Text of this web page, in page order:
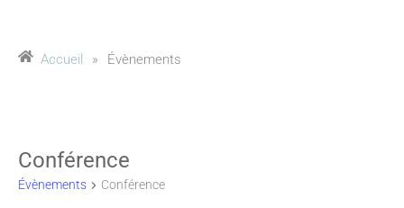
Accueil » Évènements
Conférence
Évènements Conférence